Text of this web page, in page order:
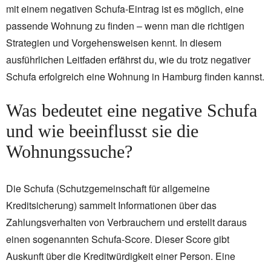
mit einem negativen Schufa-Eintrag ist es möglich, eine
passende Wohnung zu finden – wenn man die richtigen
Strategien und Vorgehensweisen kennt. In diesem
ausführlichen Leitfaden erfährst du, wie du trotz negativer
Schufa erfolgreich eine Wohnung in Hamburg finden kannst.
Was bedeutet eine negative Schufa
und wie beeinflusst sie die
Wohnungssuche?
Die Schufa (Schutzgemeinschaft für allgemeine
Kreditsicherung) sammelt Informationen über das
Zahlungsverhalten von Verbrauchern und erstellt daraus
einen sogenannten Schufa-Score. Dieser Score gibt
Auskunft über die Kreditwürdigkeit einer Person. Eine